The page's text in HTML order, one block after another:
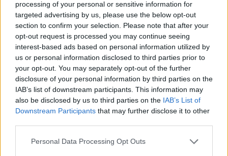
processing of your personal or sensitive information for
targeted advertising by us, please use the below opt-out
section to confirm your selection. Please note that after your
opt-out request is processed you may continue seeing
interest-based ads based on personal information utilized by
us or personal information disclosed to third parties prior to
your opt-out. You may separately opt-out of the further
disclosure of your personal information by third parties on the
IAB’s list of downstream participants. This information may
also be disclosed by us to third parties on the IAB’s List of
Downstream Participants that may further disclose it to other
Personal Data Processing Opt Outs
Lucas Di Grassi
Piloto de automovilismo brasileño
Cumple 41 años (nació en 1984)
Fiona Sit
Actriz y cantante de Hong Kong
Cumple 44 años (nació en 1981)
Diego Rivero
Futbolista argentino
Sébastien Squillaci